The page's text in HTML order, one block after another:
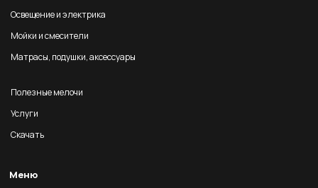
Освещение и электрика
Мойки и смесители
Матрасы, подушки, аксессуары
Полезные мелочи
Услуги
Скачать
Меню